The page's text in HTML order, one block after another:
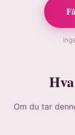
Om du tar